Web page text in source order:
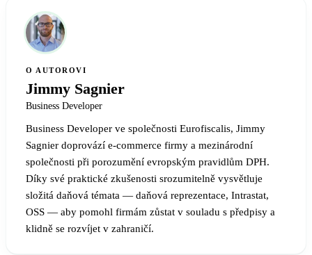
O AUTOROVI
Jimmy Sagnier
Business Developer
Business Developer ve společnosti Eurofiscalis, Jimmy
Sagnier doprovází e-commerce firmy a mezinárodní
společnosti při porozumění evropským pravidlům DPH.
Díky své praktické zkušenosti srozumitelně vysvětluje
složitá daňová témata — daňová reprezentace, Intrastat,
OSS — aby pomohl firmám zůstat v souladu s předpisy a
klidně se rozvíjet v zahraničí.